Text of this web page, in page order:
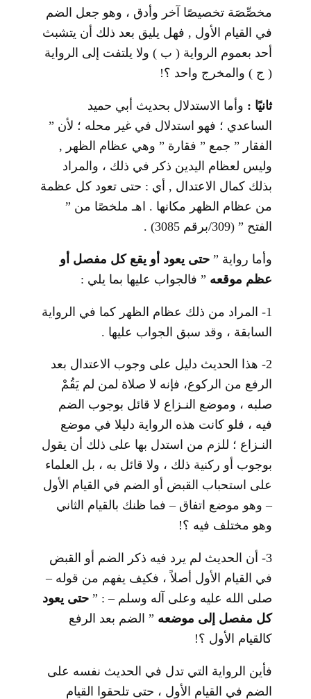
مخصِّصَة تخصيصًا آخر وأدق ، وهو جعل الضم
في القيام الأول , فهل يليق بعد ذلك أن يتشبث
أحد بعموم الرواية ( ب ) ولا يلتفت إلى الرواية
( ج ) والمخرج واحد ؟!
ثانيًا : وأما الاستدلال بحديث أبي حميد
الساعدي ؛ فهو استدلال في غير محله ؛ لأن ”
الفقار ” جمع ” فقارة ” وهي عظام الظهر ,
وليس لعظام اليدين ذكر في ذلك ، والمراد
بذلك كمال الاعتدال , أي : حتى تعود كل عظمة
من عظام الظهر مكانها . اهـ ملخصًا من ”
الفتح ” (309/برقم 3085) .
وأما رواية ”حتى يعود أو يقع كل مفصل أو
عظم موقعه ” فالجواب عليها بما يلي :
1- المراد من ذلك عظام الظهر كما في الرواية
السابقة ، وقد سبق الجواب عليها .
2- هذا الحديث دليل على وجوب الاعتدال بعد
الرفع من الركوع، فإنه لا صلاة لمن لم يَقُمْ
صلبه ، وموضع النـزاع لا قائل بوجوب الضم
فيه ، فلو كانت هذه الرواية دليلا في موضع
النـزاع ؛ للزم من استدل بها على ذلك أن يقول
بوجوب أو ركنية ذلك ، ولا قائل به ، بل العلماء
على استحباب القبض أو الضم في القيام الأول
– وهو موضع اتفاق – فما ظنك بالقيام الثاني
وهو مختلف فيه ؟!
3- أن الحديث لم يرد فيه ذكر الضم أو القبض
في القيام الأول أصلاً ، فكيف يفهم من قوله –
صلى الله عليه وعلى آله وسلم – : ”حتى يعود
كل مفصل إلى موضعه ” الضم بعد الرفع
كالقيام الأول ؟!
فأين الرواية التي تدل في الحديث نفسه على
الضم في القيام الأول ، حتى تلحقوا القيام